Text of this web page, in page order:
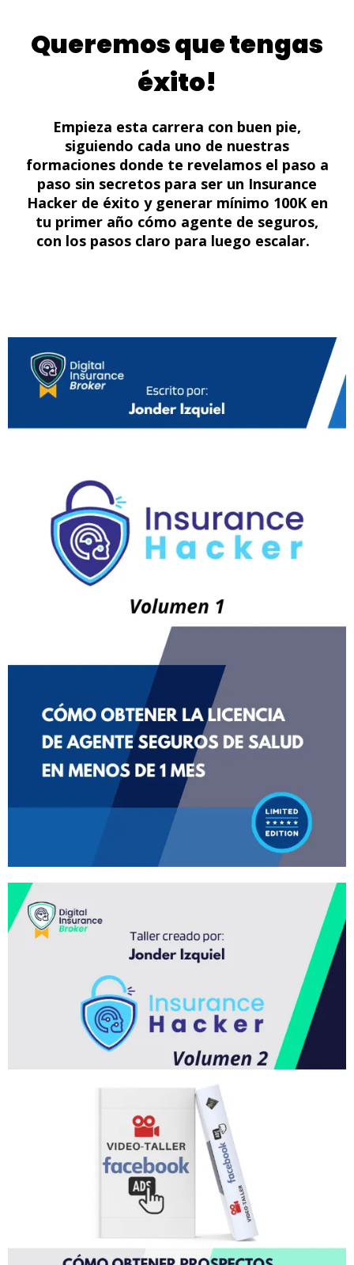
Queremos que tengas
éxito!
Empieza esta carrera con buen pie,
siguiendo cada uno de nuestras
formaciones donde te revelamos el paso a
paso sin secretos para ser un Insurance
Hacker de éxito y generar mínimo 100K en
tu primer año cómo agente de seguros,
con los pasos claro para luego escalar.